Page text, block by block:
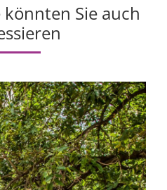
könnten Sie auch